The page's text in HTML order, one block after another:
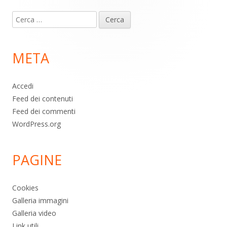
piè
pagina
Ricerca
per:
META
Accedi
Feed dei contenuti
Feed dei commenti
WordPress.org
PAGINE
Cookies
Galleria immagini
Galleria video